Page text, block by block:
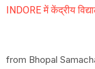
INDORE में केंद्रीय
from Bhopal